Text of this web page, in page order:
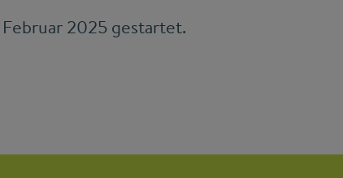
Februar 2025 gestartet.